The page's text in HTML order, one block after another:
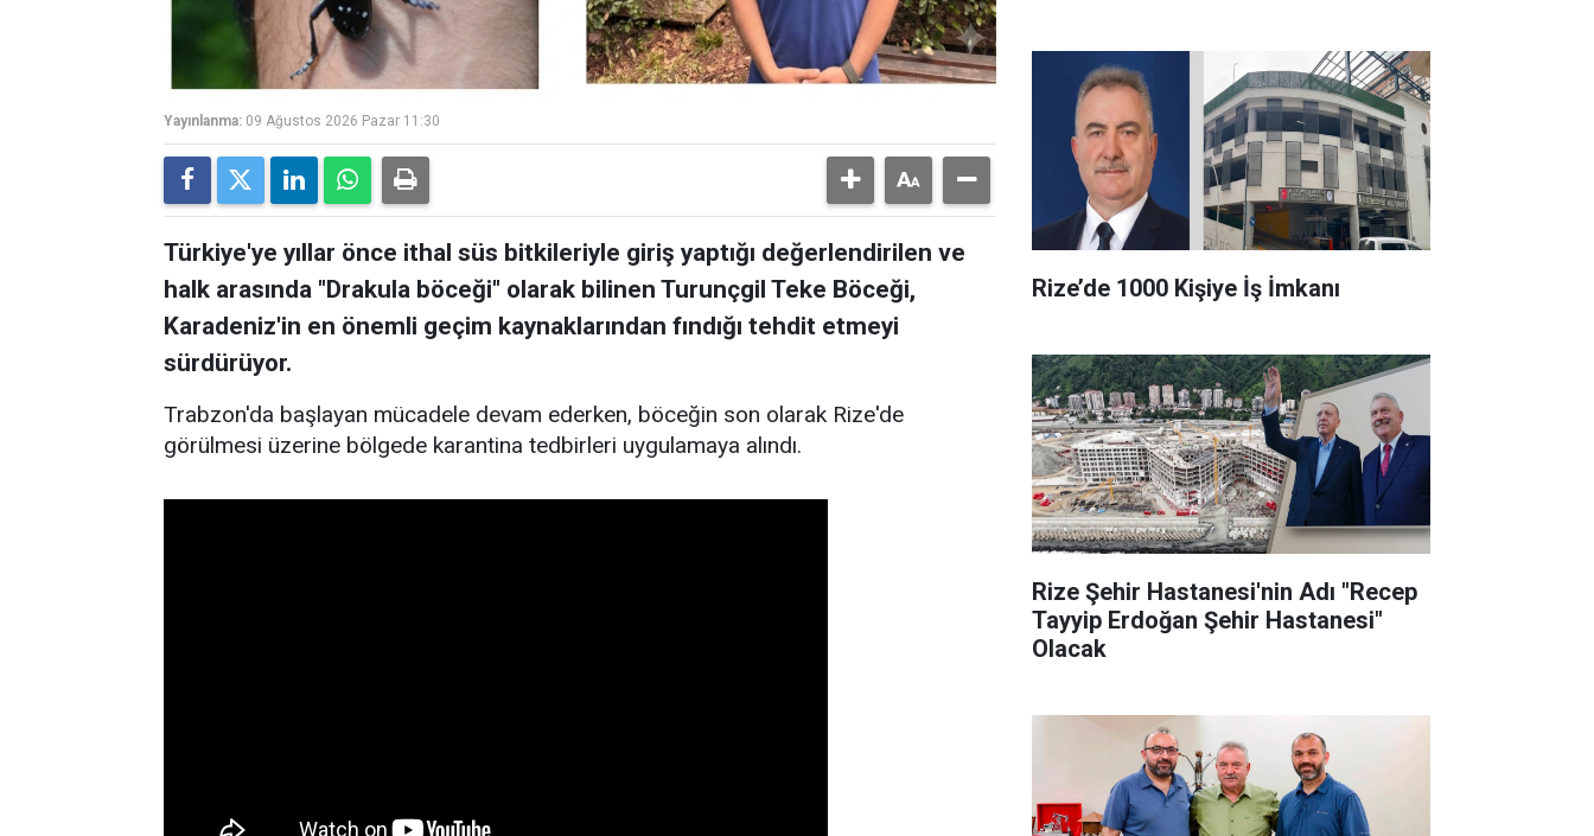
Yayınlanma: 09 Ağustos 2026 Pazar 11:30
Türkiye'ye yıllar önce ithal süs bitkileriyle giriş yaptığı değerlendirilen ve
halk arasında "Drakula böceği" olarak bilinen Turunçgil Teke Böceği,
Karadeniz'in en önemli geçim kaynaklarından fındığı tehdit etmeyi
sürdürüyor.
Trabzon'da başlayan mücadele devam ederken, böceğin son olarak Rize'de
görülmesi üzerine bölgede karantina tedbirleri uygulamaya alındı.
Rize’de 1000 Kişiye İş İmkanı
Rize Şehir Hastanesi'nin Adı "Recep
Tayyip Erdoğan Şehir Hastanesi"
Olacak